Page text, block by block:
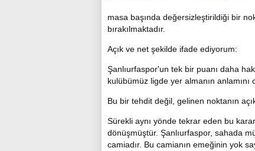
masa başında değersizleştirildiği bir
bırakılmaktadır.
Açık ve net şekilde ifade ediyorum:
Şanlıurfaspor'un tek bir puanı daha
kulübümüz ligde yer almanın
Bu bir tehdit değil, gelinen noktanın
Sürekli aynı yönde tekrar eden bu
dönüşmüştür. Şanlıurfaspor, sahada
camiadır. Bu camianın emeğinin yok